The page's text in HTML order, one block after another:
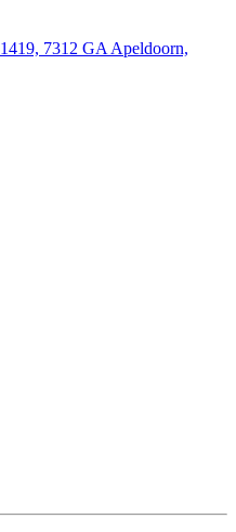
7312 GA Apeldoorn,